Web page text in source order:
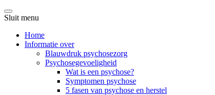
Sluit menu
Home
Informatie over
Blauwdruk psychosezorg
Psychosegevoeligheid
Wat is een psychose?
Symptomen psychose
5 fasen van psychose en herstel